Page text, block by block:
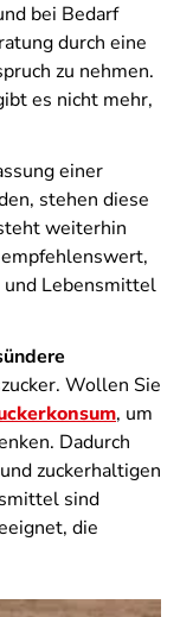
bei Bedarf
durch eine
zu nehmen.
es nicht mehr,
einer
stehen diese
weiterhin
Lebensmittel
Wollen Sie
, um
Dadurch
zuckerhaltigen
sind
die